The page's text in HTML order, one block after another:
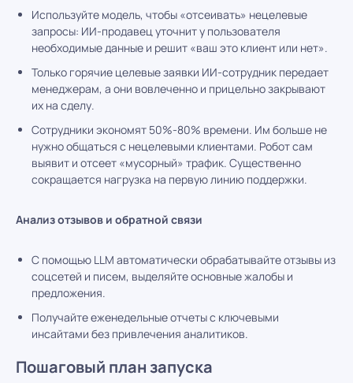
Используйте модель, чтобы «отсеивать» нецелевые
запросы: ИИ-продавец уточнит у пользователя
необходимые данные и решит «ваш это клиент или нет».
Только горячие целевые заявки ИИ-сотрудник передает
менеджерам, а они вовлеченно и прицельно закрывают
их на сделу.
Сотрудники экономят 50%-80% времени. Им больше не
нужно общаться с нецелевыми клиентами. Робот сам
выявит и отсеет «мусорный» трафик. Существенно
сокращается нагрузка на первую линию поддержки.
Анализ отзывов и обратной связи
С помощью LLM автоматически обрабатывайте отзывы из
соцсетей и писем, выделяйте основные жалобы и
предложения.
Получайте еженедельные отчеты с ключевыми
инсайтами без привлечения аналитиков.
Пошаговый план запуска